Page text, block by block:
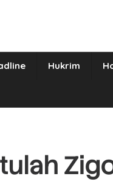
Hukrim